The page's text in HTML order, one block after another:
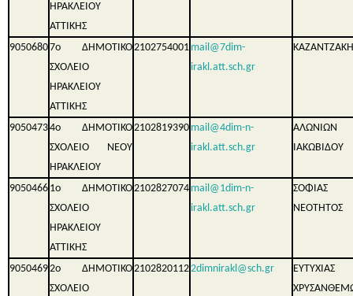
ΗΡΑΚΛΕΙΟΥ
ΑΤΤΙΚΗΣ
90506807ο ΔΗΜΟΤΙΚΟ
ΣΧΟΛΕΙΟ
ΗΡΑΚΛΕΙΟΥ
ΑΤΤΙΚΗΣ
2102754001 mail@7dim-
irakl.att.sch.gr
90504734ο ΔΗΜΟΤΙΚΟ
ΣΧΟΛΕΙΟ ΝΕΟΥ
ΗΡΑΚΛΕΙΟΥ
2102819390 mail@4dim-n-
irakl.att.sch.gr
ΙΑΚΩΒΙΔΟΥ
9050466 1ο ΔΗΜΟΤΙΚΟ
ΣΧΟΛΕΙΟ
ΗΡΑΚΛΕΙΟΥ
ΑΤΤΙΚΗΣ
2102827074 mail@1dim-n-
irakl.att.sch.gr
ΝΕΟΤΗΤΟΣ
90504692ο ΔΗΜΟΤΙΚΟ
ΣΧΟΛΕΙΟ
21028201122dimnirakl@sch.gr